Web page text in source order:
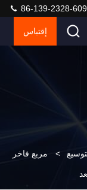
86-139-2328-
إقتباس
> مربع فاخر